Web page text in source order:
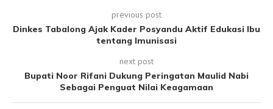
previous post
Dinkes Tabalong Ajak Kader Posyandu Aktif Edukasi Ibu
tentang Imunisasi
next post
Bupati Noor Rifani Dukung Peringatan Maulid Nabi
Sebagai Penguat Nilai Keagamaan